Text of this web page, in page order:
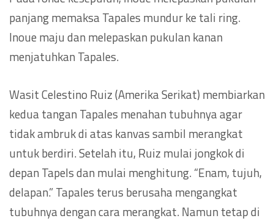
panjang memaksa Tapales mundur ke tali ring.
Inoue maju dan melepaskan pukulan kanan
menjatuhkan Tapales.
Wasit Celestino Ruiz (Amerika Serikat) membiarkan
kedua tangan Tapales menahan tubuhnya agar
tidak ambruk di atas kanvas sambil merangkat
untuk berdiri. Setelah itu, Ruiz mulai jongkok di
depan Tapels dan mulai menghitung. “Enam, tujuh,
delapan.” Tapales terus berusaha mengangkat
tubuhnya dengan cara merangkat. Namun tetap di